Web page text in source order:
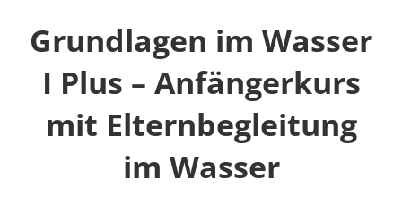
Grundlagen im Wasser
I Plus – Anfängerkurs
mit Elternbegleitung
im Wasser